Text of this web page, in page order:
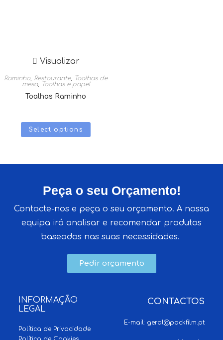
Visualizar
Raminho, Restaurante,
Toalhas de
mesa, Toalhas e papel
Toalhas Raminho
Select options
Peça o seu Orçamento!
Contacte-nos e peça o seu orçamento. A nossa
equipa irá analisar e recomendar produtos
baseados nas suas necessidades.
Pedir orçamento
INFORMAÇÃO
LEGAL
Política de Privacidade
CONTACTOS
E-mail: geral@packfilm.pt